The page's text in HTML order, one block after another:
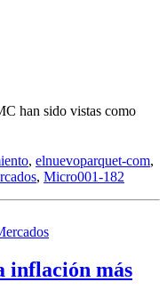
han sido vistas como
, elnuevoparquet-com,
, Micro001-182
inflación más